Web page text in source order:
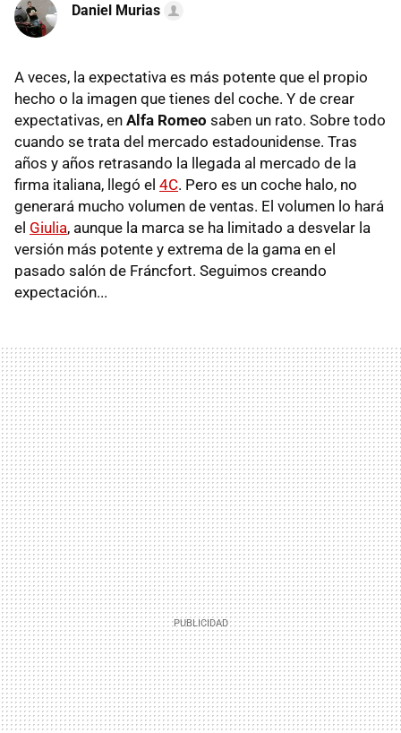
Daniel Murias
A veces, la expectativa es más potente que el propio
hecho o la imagen que tienes del coche. Y de crear
expectativas, en Alfa Romeo saben un rato. Sobre todo
cuando se trata del mercado estadounidense. Tras
años y años retrasando la llegada al mercado de la
firma italiana, llegó el 4C. Pero es un coche halo, no
generará mucho volumen de ventas. El volumen lo hará
el Giulia, aunque la marca se ha limitado a desvelar la
versión más potente y extrema de la gama en el
pasado salón de Fráncfort. Seguimos creando
expectación...